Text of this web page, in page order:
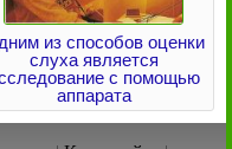
из способов оценки
слуха является
с помощью
аппарата